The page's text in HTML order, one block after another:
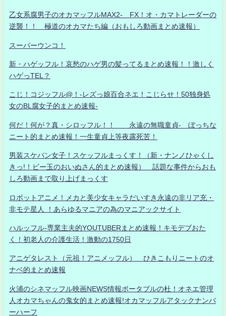
乙女系腐男子のオカマッフルMAX2- FX！オ・カマトレーダーの
逆襲！！ 極道のオカマたち編（おもしろ動画まとめ速報）
スーパーウンコ！
新・ハゲッフル！哀愁のハゲ男の髪ってるまとめ速報！！激しく
ハゲっTEL？
こじ！コジッフル@！-レズっ娘百合ネエ！こじらせ！50独身処
女のBL腐女子的まとめ速報-
何だ！何が？真・シロッフル！！ 永遠の無職童貞- ぼっちな
ニート的まとめ速報！一生童貞上等夜露死苦！
男装スケバン女子！スケッフルまっくす！（新・ナンノひゃくし
きっ!！ビー玉のおいぬさん的まとめ速報） 話題な事件からおも
しろ動画まで取り上げまっくす
ロボットアニメ！メカと美少女キャラだいすき永遠の非リア充・
非モテ星人 ！あらゆるマニアの為のマニアックサイト
ハルッフル-専業主夫的YOUTUBERまとめ速報！キモデブおた
く！初老人の介護生活！激動の1750日
アニゲタレスト（元祖！アニメッフル） ひきこもりニートのオ
ナベ的まとめ速報
火浦のシネマッフル映画NEWS情報ポータブルの杜！オネエ管理
人オカマちゃんの鬼女的まとめ速報!オカマッフルアタックナンバ
ーハーフ